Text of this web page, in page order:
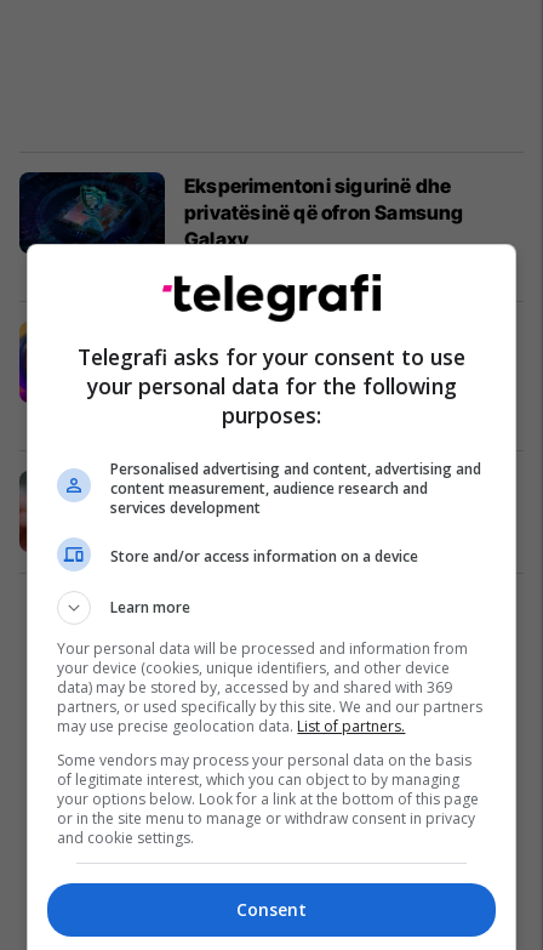
Eksperimentoni sigurinë dhe
privatësinë që ofron Samsung
Galaxy
e Jugut, dy muaj më shpejt se
paraardhësi
Paisjet Smart 05/08/2025
Galaxy S26 Ultra, pamjet e para
jozyrtare
Telegrafi asks for your consent to use
your personal data for the following
purposes:
Personalised advertising and content, advertising and
content measurement, audience research and
services development
Store and/or access information on a device
Learn more
Your personal data will be processed and information from
your device (cookies, unique identifiers, and other device
data) may be stored by, accessed by and shared with 369
partners, or used specifically by this site. We and our partners
may use precise geolocation data. List of partners.
Some vendors may process your personal data on the basis
of legitimate interest, which you can object to by managing
your options below. Look for a link at the bottom of this page
or in the site menu to manage or withdraw consent in privacy
and cookie settings.
Consent